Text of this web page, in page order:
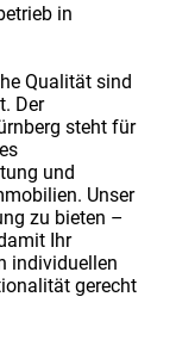
in
Qualität sind
Der
steht für
und
Unser
zu bieten –
Ihr
individuellen
gerecht